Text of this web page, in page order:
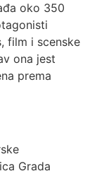
oko 350
film i scenske
ona jest
prema
Grada